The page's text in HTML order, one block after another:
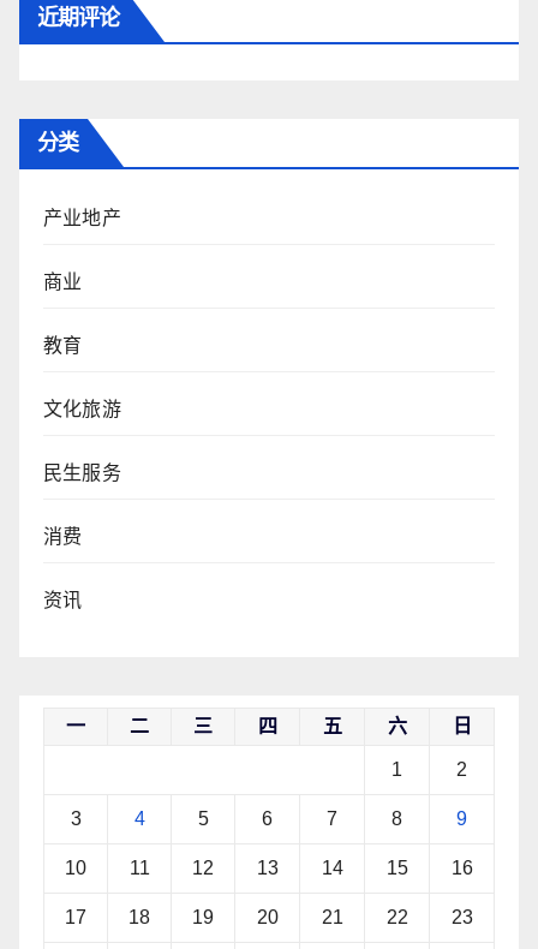
近期评论
分类
产业地产
商业
教育
文化旅游
民生服务
消费
资讯
一 二 三 四 五 六 日
1 2
3 4 5 6 7 8 9
10 11 12 13 14 15 16
17 18 19 20 21 22 23